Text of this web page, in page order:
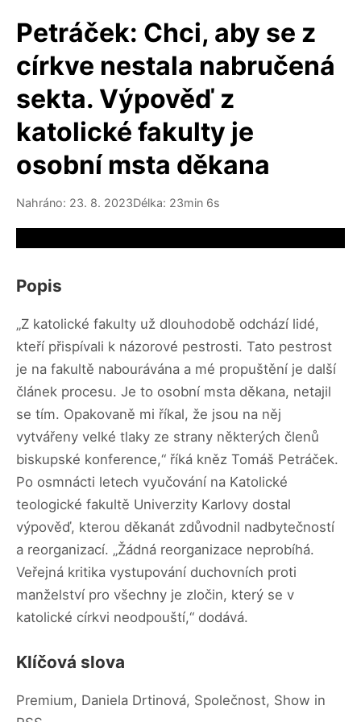
Petráček: Chci, aby se z
církve nestala nabručená
sekta. Výpověď z
katolické fakulty je
osobní msta děkana
Nahráno: 23. 8. 2023Délka: 23min 6s
Popis
„Z katolické fakulty už dlouhodobě odchází lidé,
kteří přispívali k názorové pestrosti. Tato pestrost
je na fakultě nabourávána a mé propuštění je další
článek procesu. Je to osobní msta děkana, netajil
se tím. Opakovaně mi říkal, že jsou na něj
vytvářeny velké tlaky ze strany některých členů
biskupské konference,“ říká kněz Tomáš Petráček.
Po osmnácti letech vyučování na Katolické
teologické fakultě Univerzity Karlovy dostal
výpověď, kterou děkanát zdůvodnil nadbytečností
a reorganizací. „Žádná reorganizace neprobíhá.
Veřejná kritika vystupování duchovních proti
manželství pro všechny je zločin, který se v
katolické církvi neodpouští,“ dodává.
Klíčová slova
Premium, Daniela Drtinová, Společnost, Show in